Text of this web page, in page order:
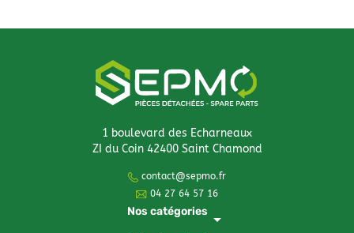
1 boulevard des Echarneaux
ZI du Coin 42400 Saint Chamond
contact@sepmo.fr
04 27 64 57 16
Nos catégories arrow_drop_down